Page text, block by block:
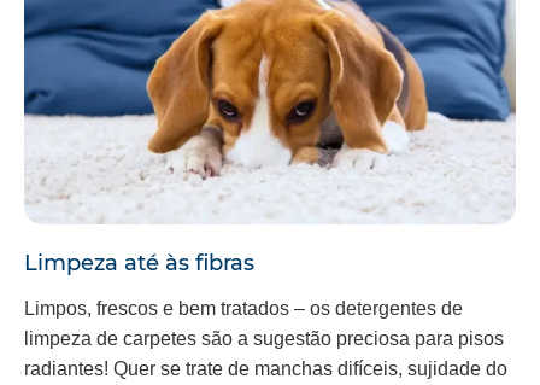
Limpeza até às fibras
Limpos, frescos e bem tratados – os detergentes de
limpeza de carpetes são a sugestão preciosa para pisos
radiantes! Quer se trate de manchas difíceis, sujidade do